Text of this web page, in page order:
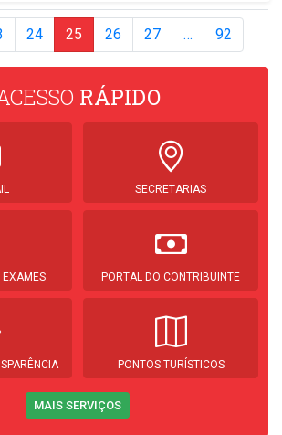
24 25 26 27 … 92
RÁPIDO
SECRETARIAS
EXAMES PORTAL DO CONTRIBUINTE
PONTOS TURÍSTICOS
MAIS SERVIÇOS